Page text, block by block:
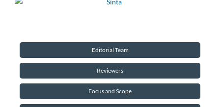
Editorial Team
Reviewers
Focus and Scope